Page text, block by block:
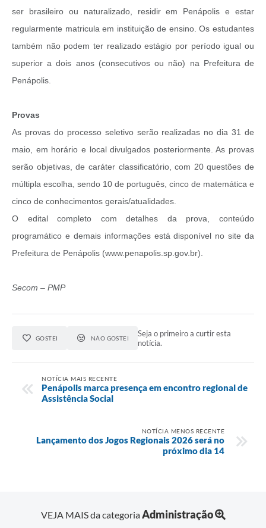
ser brasileiro ou naturalizado, residir em Penápolis e estar
regularmente matricula em instituição de ensino. Os estudantes
também não podem ter realizado estágio por período igual ou
superior a dois anos (consecutivos ou não) na Prefeitura de
Penápolis.
Provas
As provas do processo seletivo serão realizadas no dia 31 de
maio, em horário e local divulgados posteriormente. As provas
serão objetivas, de caráter classificatório, com 20 questões de
múltipla escolha, sendo 10 de português, cinco de matemática e
cinco de conhecimentos gerais/atualidades.
O edital completo com detalhes da prova, conteúdo
programático e demais informações está disponível no site da
Prefeitura de Penápolis (www.penapolis.sp.gov.br).
Secom – PMP
GOSTEI NÃO GOSTEI
Seja o primeiro a curtir esta
notícia.
NOTÍCIA MAIS RECENTE
Penápolis marca presença em encontro regional de
Assistência Social
NOTÍCIA MENOS RECENTE
Lançamento dos Jogos Regionais 2026 será no
próximo dia 14
VEJA MAIS da categoriaAdministração